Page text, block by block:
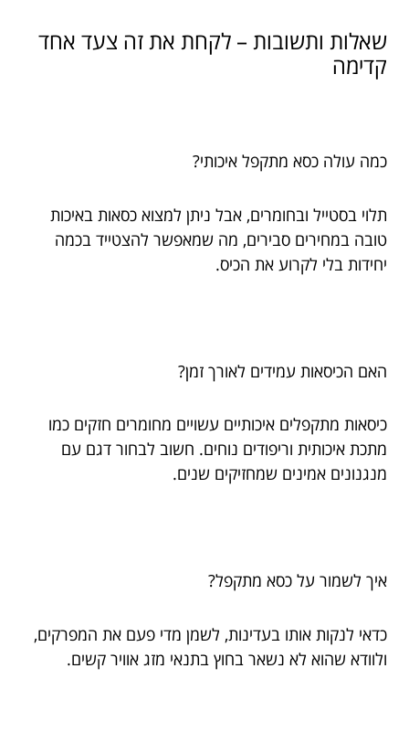
שאלות ותשובות – לקחת את זה צעד אחד
קדימה
כמה עולה כסא מתקפל איכותי?
תלוי בסטייל ובחומרים, אבל ניתן למצוא כסאות באיכות
טובה במחירים סבירים, מה שמאפשר להצטייד בכמה
יחידות בלי לקרוע את הכיס.
האם הכיסאות עמידים לאורך זמן?
כיסאות מתקפלים איכותיים עשויים מחומרים חזקים כמו
מתכת איכותית וריפודים נוחים. חשוב לבחור דגם עם
מנגנונים אמינים שמחזיקים שנים.
איך לשמור על כסא מתקפל?
כדאי לנקות אותו בעדינות, לשמן מדי פעם את המפרקים,
ולוודא שהוא לא נשאר בחוץ בתנאי מזג אוויר קשים.